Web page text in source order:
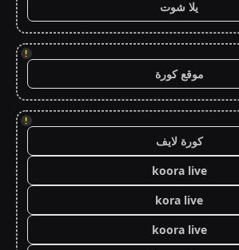
يلا شوت
!
موقع كورة
!
كورة لايف
koora live
kora live
koora live